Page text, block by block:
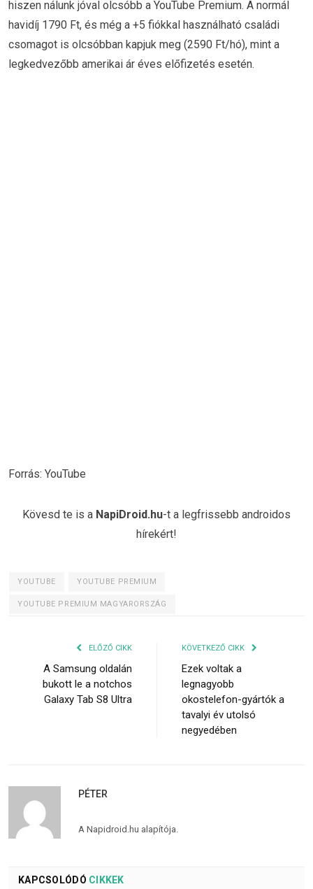
hiszen nálunk jóval olcsóbb a YouTube Premium. A normál
havidíj 1790 Ft, és még a +5 fiókkal használható családi
csomagot is olcsóbban kapjuk meg (2590 Ft/hó), mint a
legkedvezőbb amerikai ár éves előfizetés esetén.
Forrás: YouTube
Kövesd te is a NapiDroid.hu-t a legfrissebb androidos
hírekért!
YOUTUBE YOUTUBE PREMIUM
YOUTUBE PREMIUM MAGYARORSZÁG
ELŐZŐ CIKK
A Samsung oldalán
bukott le a notchos
Galaxy Tab S8 Ultra
KÖVETKEZŐ CIKK
Ezek voltak a
legnagyobb
okostelefon-gyártók a
tavalyi év utolsó
negyedében
PÉTER
A Napidroid.hu alapítója.
KAPCSOLÓDÓ CIKKEK